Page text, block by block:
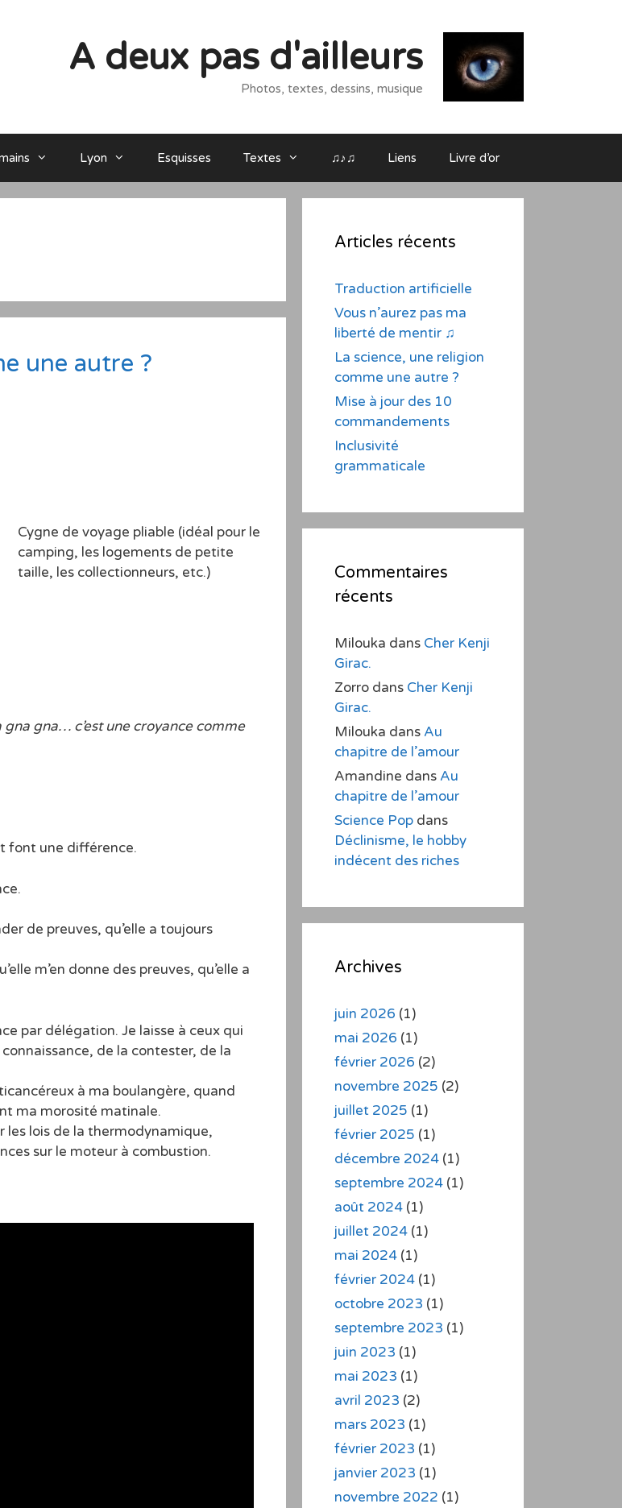
A deux pas d'ailleurs
Photos, textes, dessins, musique
Lyon Esquisses Textes ♫♪♫ Liens Livre d’or
une autre ?
Cygne de voyage pliable (idéal pour le
camping, les logements de petite
taille, les collectionneurs, etc.)
gna… c’est une croyance comme
font une différence.
de preuves, qu’elle a toujours
m’en donne des preuves, qu’elle a
par délégation. Je laisse à ceux qui
de la contester, de la
à ma boulangère, quand
ma morosité matinale.
les lois de la thermodynamique,
sur le moteur à combustion.
Articles récents
Traduction artificielle
Vous n’aurez pas ma
liberté de mentir ♫
La science, une religion
comme une autre ?
Mise à jour des 10
commandements
Inclusivité
grammaticale
Commentaires
récents
Milouka dans Cher Kenji
Girac.
Zorro dans Cher Kenji
Girac.
Milouka dans Au
chapitre de l’amour
Amandine dans Au
chapitre de l’amour
Science Pop dans
Déclinisme, le hobby
indécent des riches
Archives
juin 2026 (1)
mai 2026 (1)
février 2026 (2)
novembre 2025 (2)
juillet 2025 (1)
février 2025 (1)
décembre 2024 (1)
septembre 2024 (1)
août 2024 (1)
juillet 2024 (1)
mai 2024 (1)
février 2024 (1)
octobre 2023 (1)
septembre 2023 (1)
juin 2023 (1)
mai 2023 (1)
avril 2023 (2)
mars 2023 (1)
février 2023 (1)
janvier 2023 (1)
novembre 2022 (1)